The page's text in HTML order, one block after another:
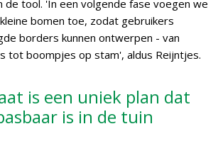
de tool. 'In een volgende fase voegen we
bomen toe, zodat gebruikers
borders kunnen ontwerpen - van
tot boompjes op stam', aldus Reijntjes.
is een uniek plan dat
is in de tuin